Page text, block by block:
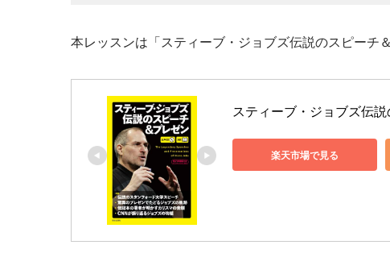
本レッスンは「スティーブ・ジョブズ伝説のスピーチ
スティーブ・ジョブズ伝
楽天市場で見る